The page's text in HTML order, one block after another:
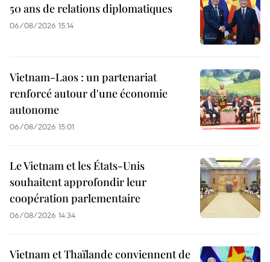
50 ans de relations diplomatiques
06/08/2026 15:14
Vietnam-Laos : un partenariat
renforcé autour d'une économie
autonome
06/08/2026 15:01
Le Vietnam et les États-Unis
souhaitent approfondir leur
coopération parlementaire
06/08/2026 14:34
Vietnam et Thaïlande conviennent de